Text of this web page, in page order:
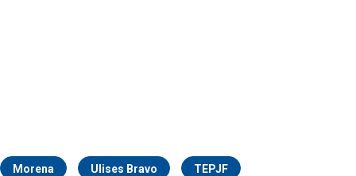
Morena Ulises Bravo TEPJF